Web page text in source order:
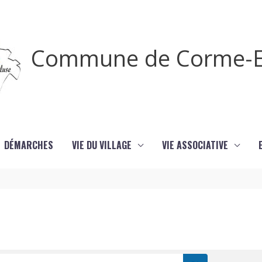
Commune de Corme-
DÉMARCHES VIE DU VILLAGE VIE ASSOCIATIVE